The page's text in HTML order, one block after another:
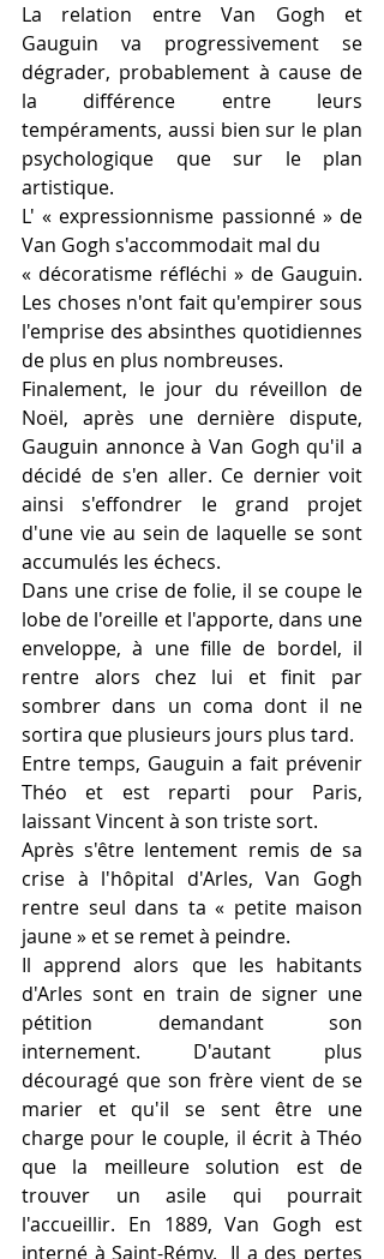
La relation entre Van Gogh et
Gauguin va progressivement se
dégrader, probablement à cause de
la différence entre leurs
tempéraments, aussi bien sur le plan
psychologique que sur le plan
artistique.
L' « expressionnisme passionné » de
Van Gogh s'accommodait mal du
« décoratisme réfléchi » de Gauguin.
Les choses n'ont fait qu'empirer sous
l'emprise des absinthes quotidiennes
de plus en plus nombreuses.
Finalement, le jour du réveillon de
Noël, après une dernière dispute,
Gauguin annonce à Van Gogh qu'il a
décidé de s'en aller. Ce dernier voit
ainsi s'effondrer le grand projet
d'une vie au sein de laquelle se sont
accumulés les échecs.
Dans une crise de folie, il se coupe le
lobe de l'oreille et l'apporte, dans une
enveloppe, à une fille de bordel, il
rentre alors chez lui et finit par
sombrer dans un coma dont il ne
sortira que plusieurs jours plus tard.
Entre temps, Gauguin a fait prévenir
Théo et est reparti pour Paris,
laissant Vincent à son triste sort.
Après s'être lentement remis de sa
crise à l'hôpital d'Arles, Van Gogh
rentre seul dans ta « petite maison
jaune » et se remet à peindre.
Il apprend alors que les habitants
d'Arles sont en train de signer une
pétition demandant son
internement. D'autant plus
découragé que son frère vient de se
marier et qu'il se sent être une
charge pour le couple, il écrit à Théo
que la meilleure solution est de
trouver un asile qui pourrait
l'accueillir. En 1889, Van Gogh est
interné à Saint-Rémy.  Il a des pertes